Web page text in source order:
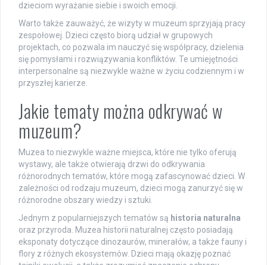
dzieciom wyrażanie siebie i swoich emocji.
Warto także zauważyć, że wizyty w muzeum sprzyjają pracy
zespołowej. Dzieci często biorą udział w grupowych
projektach, co pozwala im nauczyć się współpracy, dzielenia
się pomysłami i rozwiązywania konfliktów. Te umiejętności
interpersonalne są niezwykle ważne w życiu codziennym i w
przyszłej karierze.
Jakie tematy można odkrywać w
muzeum?
Muzea to niezwykle ważne miejsca, które nie tylko oferują
wystawy, ale także otwierają drzwi do odkrywania
różnorodnych tematów, które mogą zafascynować dzieci. W
zależności od rodzaju muzeum, dzieci mogą zanurzyć się w
różnorodne obszary wiedzy i sztuki.
Jednym z popularniejszych tematów są historia naturalna
oraz przyroda. Muzea historii naturalnej często posiadają
eksponaty dotyczące dinozaurów, minerałów, a także fauny i
flory z różnych ekosystemów. Dzieci mają okazję poznać